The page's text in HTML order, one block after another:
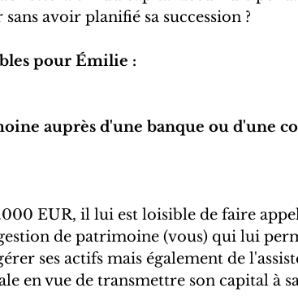
avoir planifié sa succession ?
pour Émilie :
auprès d'une banque ou d'une
EUR, il lui est loisible de faire
de patrimoine (vous) qui lui
ses actifs mais également de
en vue de transmettre son capital à